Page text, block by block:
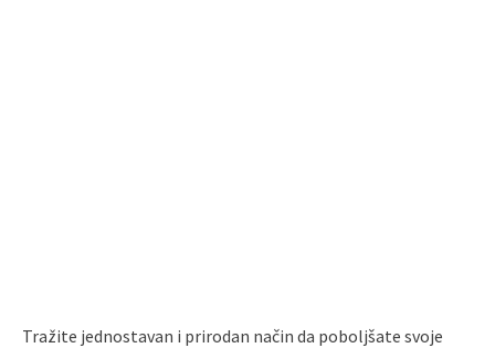
Tražite jednostavan i prirodan način da poboljšate svoje